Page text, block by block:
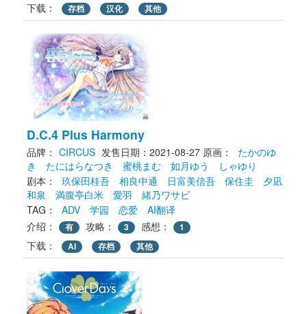
下载： 存档 汉化 其他
D.C.4 Plus Harmony
品牌： CIRCUS 发售日期：2021-08-27 原画：
たかのゆ
き
たにはらなつき 蜜桃まむ 如月ゆう
しゃゆり
剧本：
玖保田桂吾 相良中通 日富美信吾 保住圭
夕凪
和泉
満腹亭白米 愛羽
緒乃ワサビ
TAG：
ADV 学园 恋爱
AI翻译
介绍：
有 攻略： 3 感想： 1
下载： AI 存档 其他